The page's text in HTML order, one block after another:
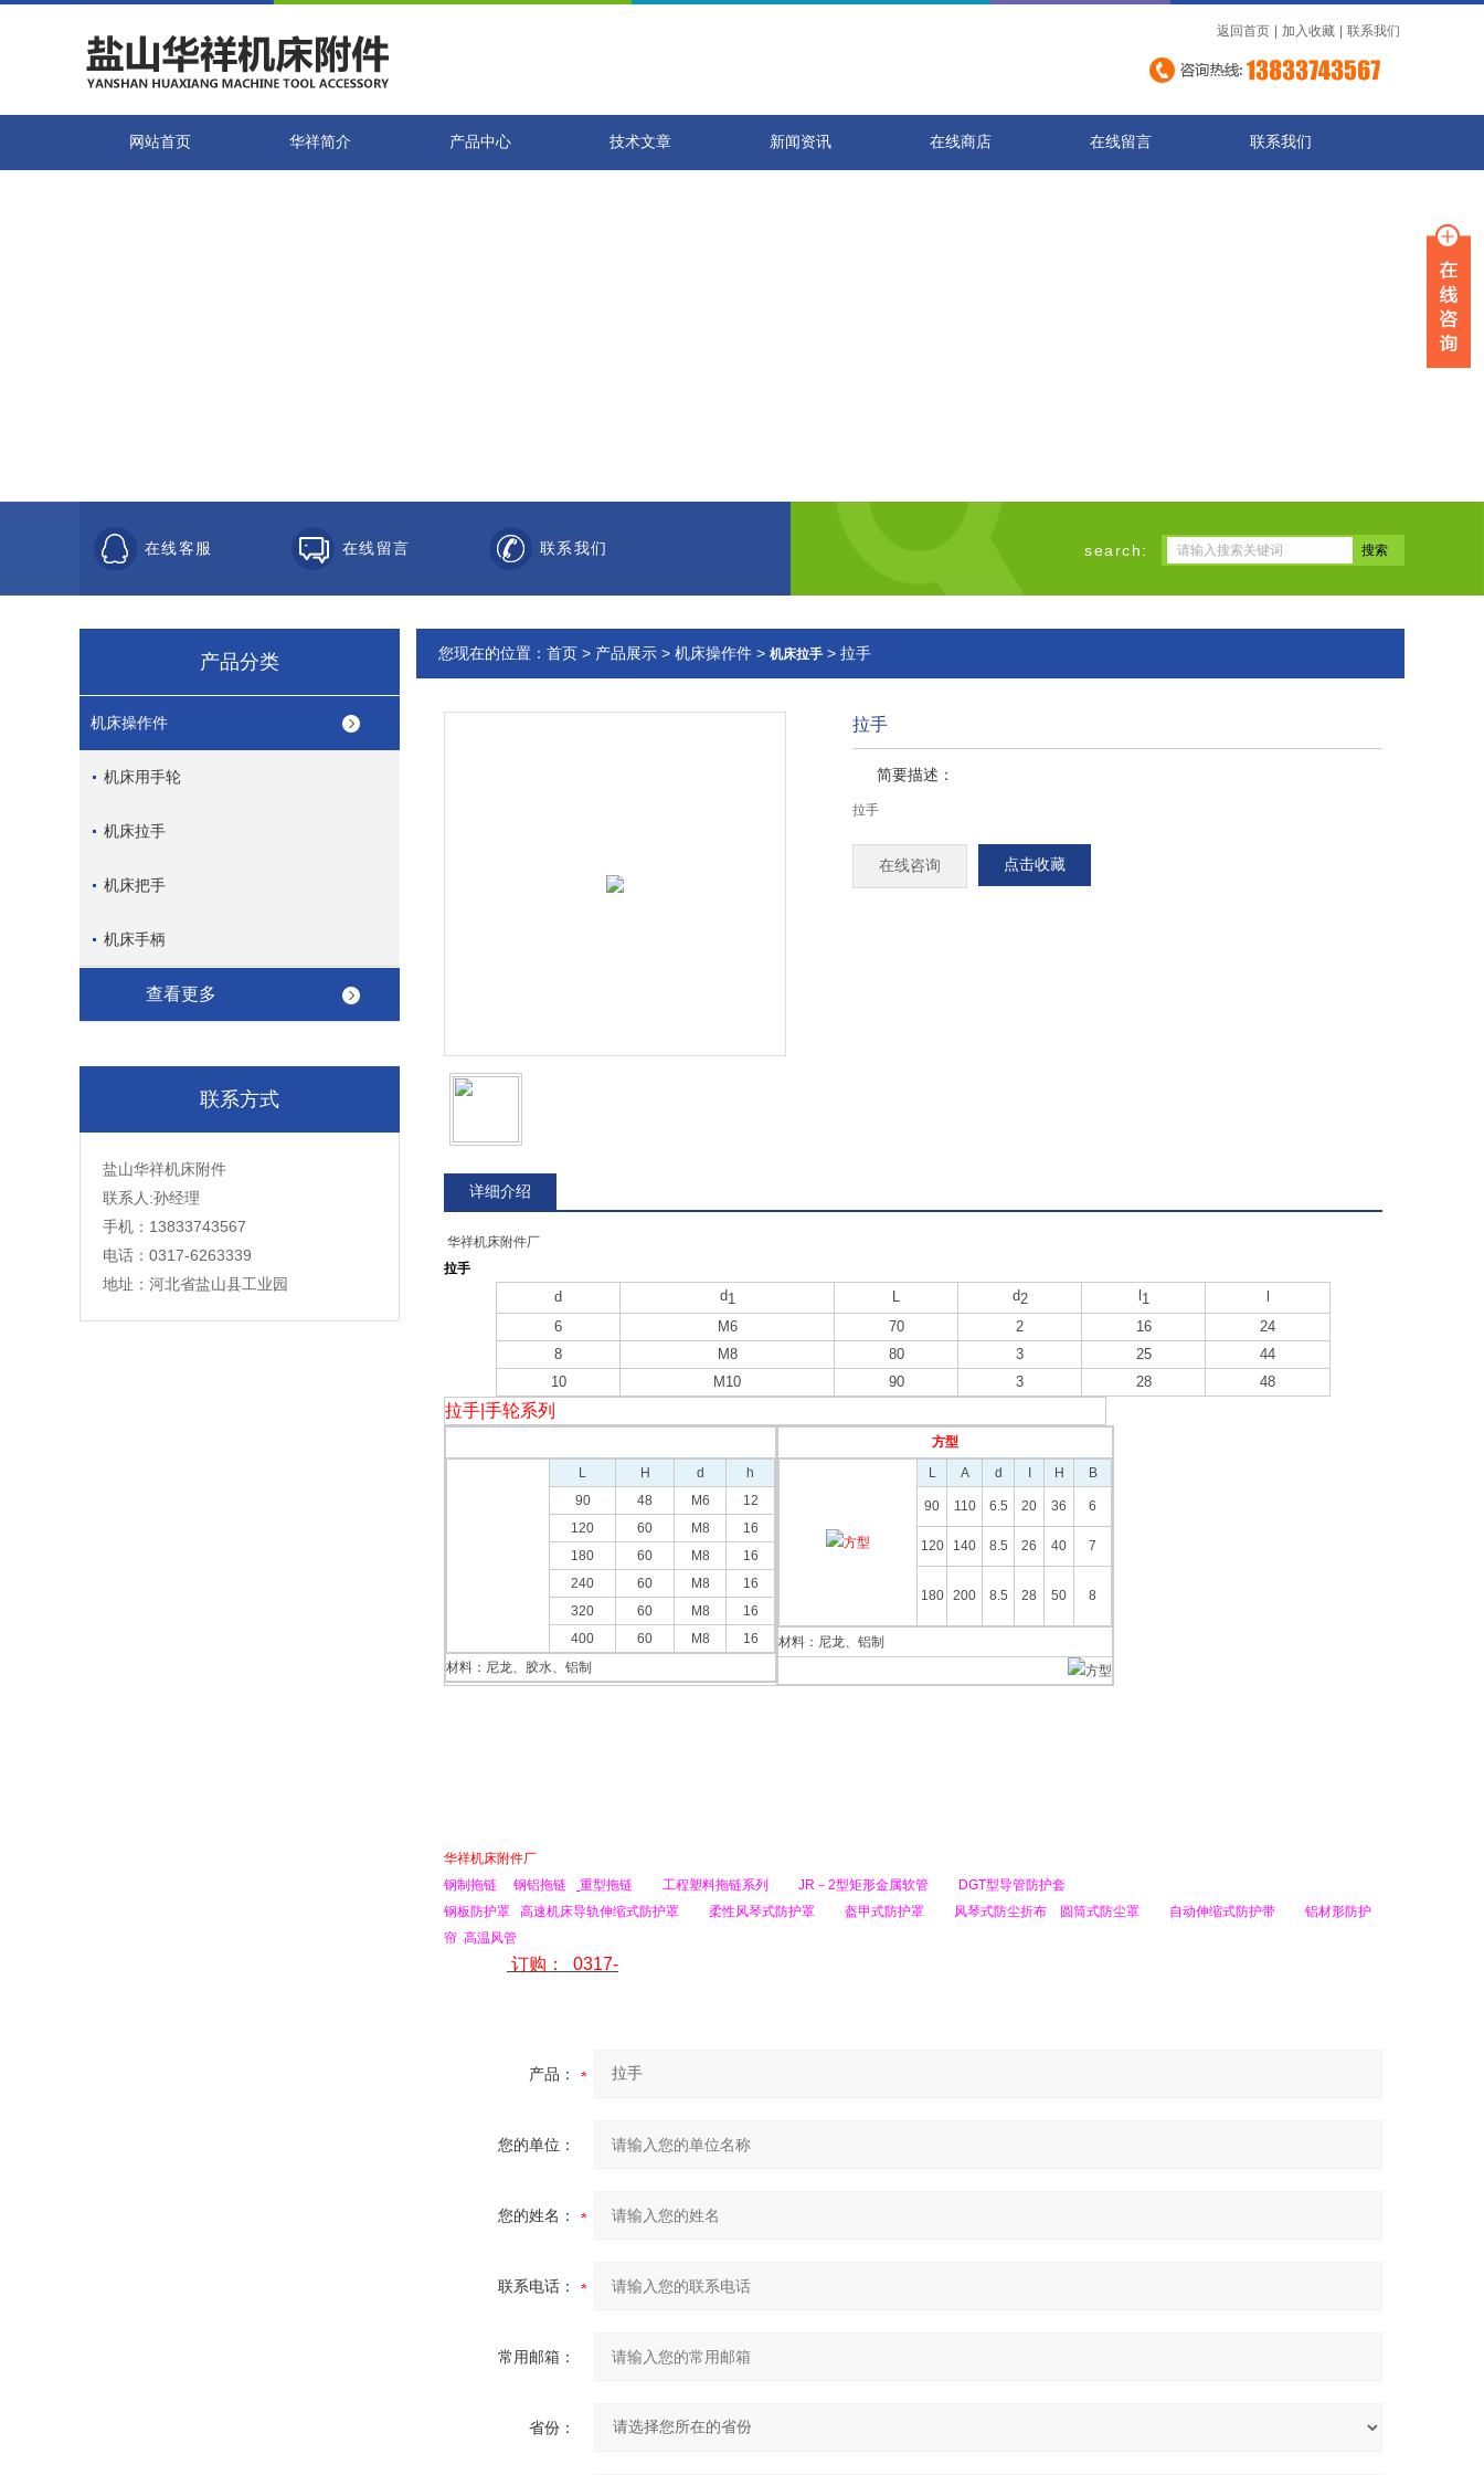
返回首页 加入收藏 联系我们
网站首页 华祥简介 产品中心 技术文章 新闻资讯 在线商店 在线留言 联系我们
在线客服 在线留言 联系我们 search:
产品分类
机床操作件
机床用手轮
机床拉手
机床把手
机床手柄
查看更多
联系方式
盐山华祥机床附件
联系人:孙经理
手机：13833743567
电话：0317-6263339
地址：河北省盐山县工业园
您现在的位置： 首页 > 产品展示 > 机床操作件 > 机床拉手 > 拉手
拉手
简要描述：
拉手
在线咨询 点击收藏
详细介绍
华祥机床附件厂
拉手
d d1 L d2 1
6
M6 70 2 16
24
8
M8 80 3 25
44
10
M10 90 3 28 48
拉手|手轮系列
L H d
h
90
48 M6
12
120
60 M8
16
180
60 M8
16
240
60 M8
16
320
60 M8
16
400
60 M8
16
材料：尼龙、胶水、铝制
方型
L
A d H B
90 110 6.5 20 36 6
120 140 8.5 26 40 7
180 200 8.5 28 50 8
材料：尼龙、铝制
华祥机床附件厂
钢制拖链
钢铝拖链 重型拖链 工程塑料拖链系列 JR － 2型矩形金属软管 DGT型导管防护套
钢板防护罩
高速机床导轨伸缩式防护罩 柔性风琴式防护罩 盔甲式防护罩 风琴式防尘折布 圆筒式防尘罩 自动伸缩式防护带
铝材形防护
帘 高温风管
订购： 0317-
产品：
您的单位：
您的姓名：
联系电话：
常用邮箱：
省份：